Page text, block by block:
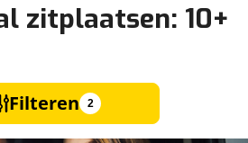
zitplaatsen: 10+
Filteren 2